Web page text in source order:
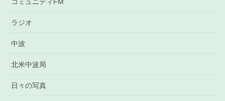
ラジオ
中波
北米中波局
日々の写真